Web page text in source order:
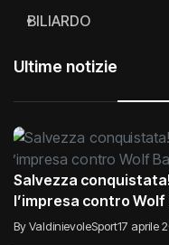
BILIARDO
Ultime notizie
Salvezza
l’impresa contro
By ValdinievoleSport17 aprile